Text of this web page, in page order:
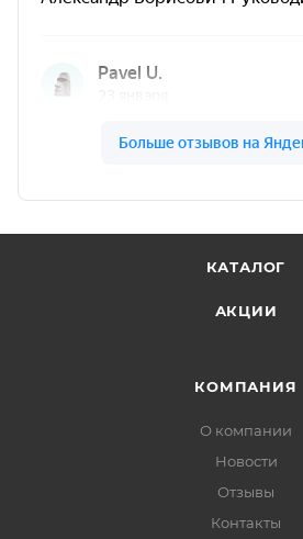
КАТАЛОГ
АКЦИИ
КОМПАНИЯ
О компании
Новости
Отзывы
Контакты